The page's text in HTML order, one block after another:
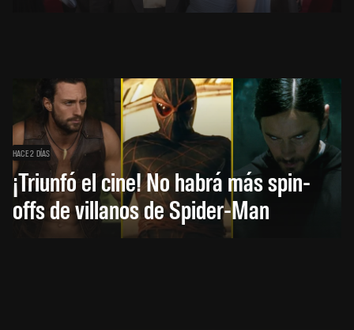
HACE 2 DÍAS
¡Triunfó el cine! No habrá más spin-
offs de villanos de Spider-Man